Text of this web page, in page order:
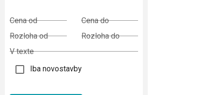
Cena od
Cena do
Rozloha od
Rozloha do
V texte
Iba novostavby